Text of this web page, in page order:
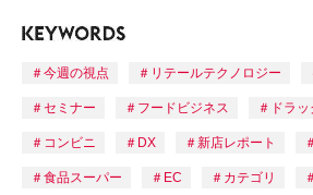
今週の視点 リテールテクノロジー
セミナー フードビジネス ドラ
コンビニ DX 新店レポート
食品スーパー EC カテゴリ